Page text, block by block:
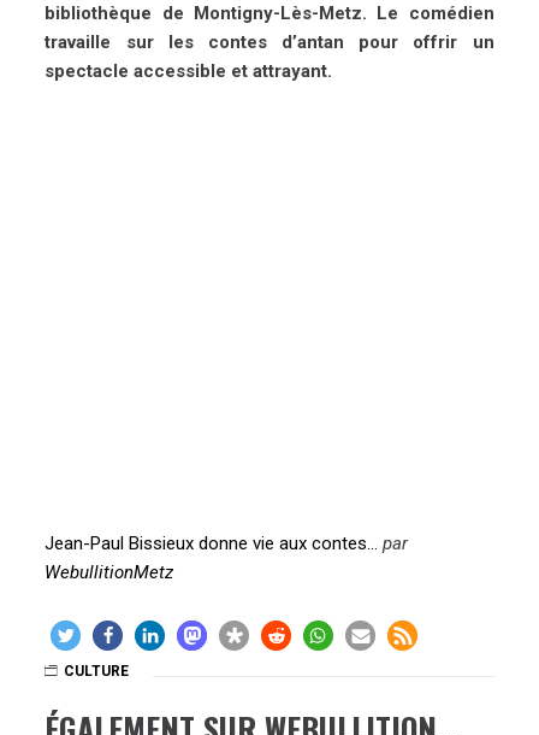
bibliothèque de Montigny-Lès-Metz. Le comédien
travaille sur les contes d’antan pour offrir un
spectacle accessible et attrayant.
Jean-Paul Bissieux donne vie aux contes… par
WebullitionMetz
CULTURE